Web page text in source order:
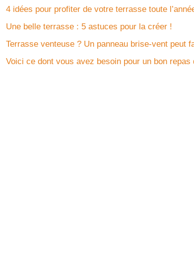
4 idées pour profiter de votre terrasse toute
Une belle terrasse : 5 astuces pour la créer !
Terrasse venteuse ? Un panneau brise-vent peut
Voici ce dont vous avez besoin pour un bon repas